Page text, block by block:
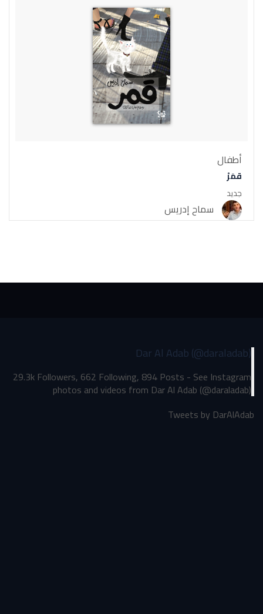
أطفال
قمَرْ
جديد
سماح إدريس
Dar Al Adab (@daraladab)
29.3k Followers, 662 Following, 894 Posts - See Instagram
photos and videos from Dar Al Adab (@daraladab)
Tweets by DarAlAdab